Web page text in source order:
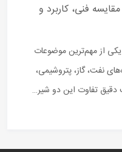
فنی، کاربرد و
از مهم‌ترین موضوعات
نفت، گاز، پتروشیمی،
تفاوت این دو شیر…